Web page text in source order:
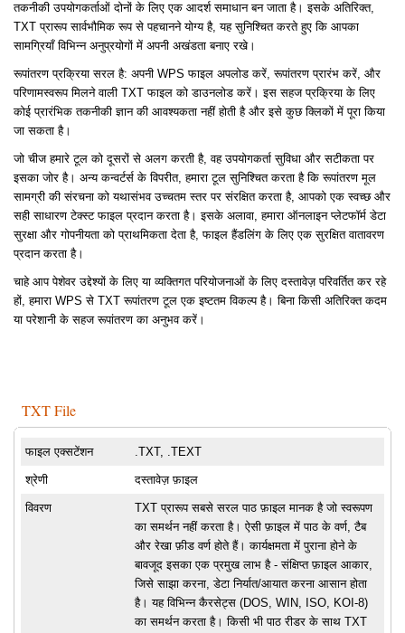
तकनीकी उपयोगकर्ताओं दोनों के लिए एक आदर्श समाधान बन जाता है। इसके अतिरिक्त,
TXT प्रारूप सार्वभौमिक रूप से पहचानने योग्य है, यह सुनिश्चित करते हुए कि आपका
सामग्रियाँ विभिन्न अनुप्रयोगों में अपनी अखंडता बनाए रखे।
रूपांतरण प्रक्रिया सरल है: अपनी WPS फाइल अपलोड करें, रूपांतरण प्रारंभ करें, और
परिणामस्वरूप मिलने वाली TXT फाइल को डाउनलोड करें। इस सहज प्रक्रिया के लिए
कोई प्रारंभिक तकनीकी ज्ञान की आवश्यकता नहीं होती है और इसे कुछ क्लिकों में पूरा किया
जा सकता है।
जो चीज हमारे टूल को दूसरों से अलग करती है, वह उपयोगकर्ता सुविधा और सटीकता पर
इसका जोर है। अन्य कन्वर्टर्स के विपरीत, हमारा टूल सुनिश्चित करता है कि रूपांतरण मूल
सामग्री की संरचना को यथासंभव उच्चतम स्तर पर संरक्षित करता है, आपको एक स्वच्छ और
सही साधारण टेक्स्ट फाइल प्रदान करता है। इसके अलावा, हमारा ऑनलाइन प्लेटफॉर्म डेटा
सुरक्षा और गोपनीयता को प्राथमिकता देता है, फाइल हैंडलिंग के लिए एक सुरक्षित वातावरण
प्रदान करता है।
चाहे आप पेशेवर उद्देश्यों के लिए या व्यक्तिगत परियोजनाओं के लिए दस्तावेज़ परिवर्तित कर रहे
हों, हमारा WPS से TXT रूपांतरण टूल एक इष्टतम विकल्प है। बिना किसी अतिरिक्त कदम
या परेशानी के सहज रूपांतरण का अनुभव करें।
TXT File
फाइल एक्सटेंशन .TXT, .TEXT
श्रेणी दस्तावेज़ फ़ाइल
विवरण
TXT प्रारूप सबसे सरल पाठ फ़ाइल मानक है जो स्वरूपण
का समर्थन नहीं करता है। ऐसी फ़ाइल में पाठ के वर्ण, टैब
और रेखा फ़ीड वर्ण होते हैं। कार्यक्षमता में पुराना होने के
बावजूद इसका एक प्रमुख लाभ है - संक्षिप्त फ़ाइल आकार,
जिसे साझा करना, डेटा निर्यात/आयात करना आसान होता
है। यह विभिन्न कैरसेट्स (DOS, WIN, ISO, KOI-8)
का समर्थन करता है। किसी भी पाठ रीडर के साथ TXT